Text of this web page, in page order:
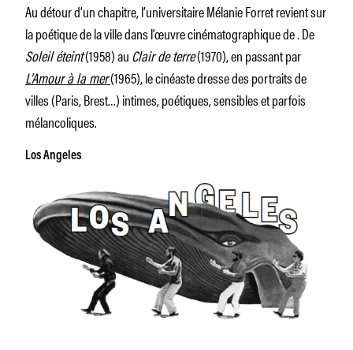
Au détour d’un chapitre, l’universitaire Mélanie Forret revient sur
la poétique de la ville dans l’œuvre cinématographique de . De
Soleil éteint(1958) auClair de terre(1970), en passant par
L’Amour à la mer(1965), le cinéaste dresse des portraits de
villes (Paris, Brest…) intimes, poétiques, sensibles et parfois
mélancoliques.
Los Angeles